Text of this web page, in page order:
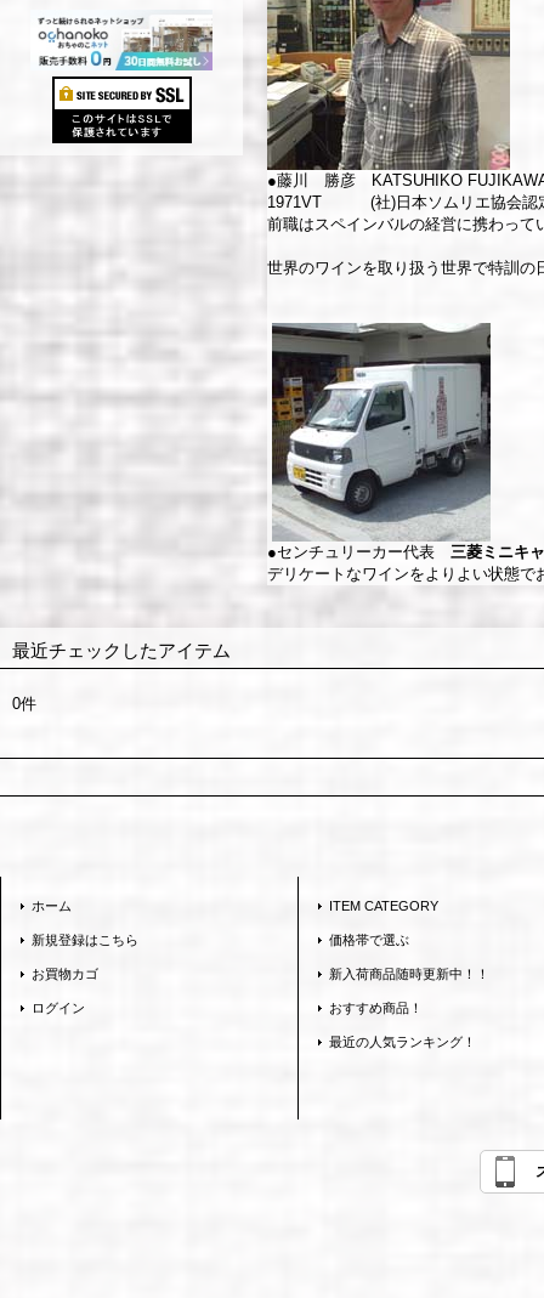
●藤川 勝彦 KATSUHIKO
1971VT (社)日本ソムリエ協会
前職はスペインバルの経営に携わっ
世界のワインを取り扱う世界で特訓の
●センチュリーカー代表 三菱ミニ
デリケートなワインをよりよい状態
最近チェックしたアイテム
0件
ホーム
新規登録はこちら
お買物カゴ
ログイン
ITEM CATEGORY
価格帯で選ぶ
新入荷商品随時更新中！！
おすすめ商品！
最近の人気ランキング！